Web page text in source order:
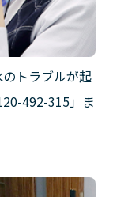
トラブルが起
492-315」ま